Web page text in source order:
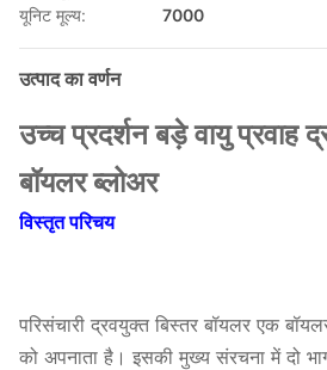
यूनिट मूल्य:
7000
उत्पाद का वर्णन
उच्च प्रदर्शन बड़े वायु प्रवाह
बॉयलर ब्लोअर
विस्तृत परिचय
परिसंचारी द्रवयुक्त बिस्तर बॉयलर एक
को अपनाता है। इसकी मुख्य संरचना में दो